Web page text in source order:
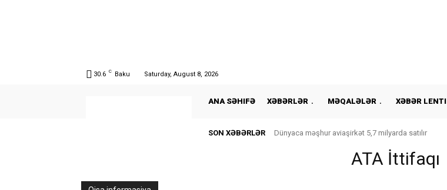
30.6 C Baku Saturday, August 8, 2026
ANA SƏHIFƏ XƏBƏRLƏR MƏQALƏLƏR XƏBƏR LENTI
SON XƏBƏRLƏR Dünyaca məşhur aviaşirkət 5,7 milyarda satılır
ATA İttifaqı